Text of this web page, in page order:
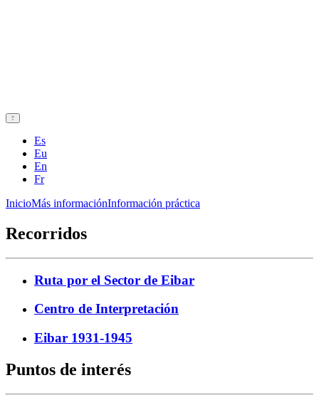
Es
Eu
En
Fr
InicioMás informaciónInformación práctica
Recorridos
Ruta por el Sector de Eibar
Centro de Interpretación
Eibar 1931-1945
Puntos de interés